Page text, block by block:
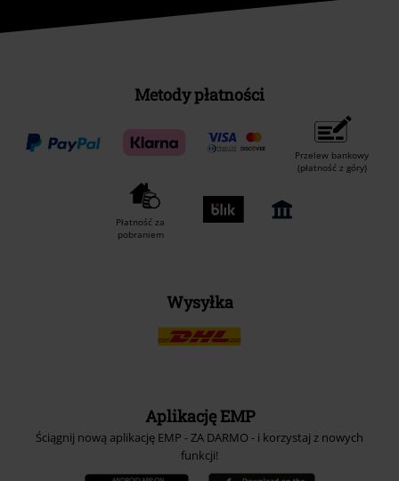
Metody płatności
Przelew bankowy
(płatność z góry)
Płatność za
pobraniem
Wysyłka
Aplikację EMP
Ściągnij nową aplikację EMP - ZA DARMO - i korzystaj z nowych
funkcji!